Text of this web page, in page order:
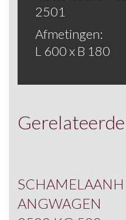
2501
Afmetingen:
L 600 x B 180
SCHAMELAANH
ANGWAGEN